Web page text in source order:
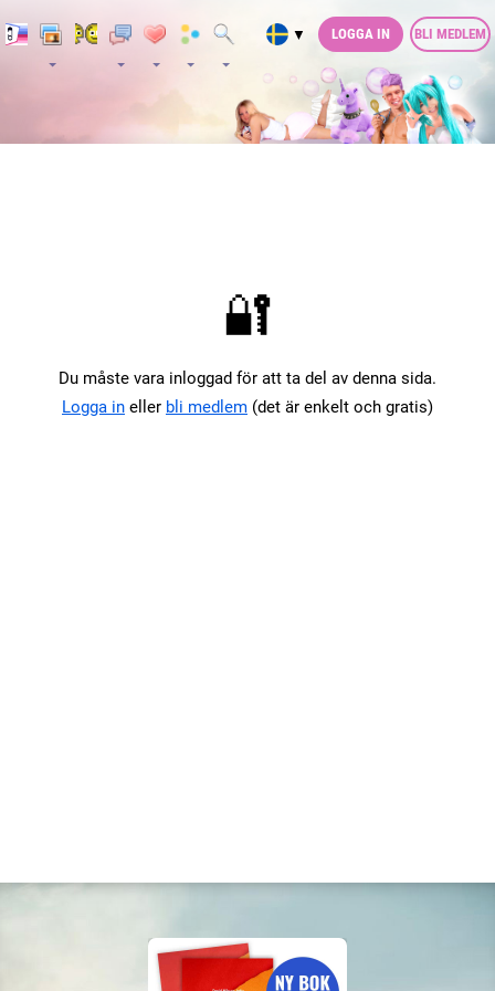
▼ LOGGA IN BLI MEDLEM
🔐
Du måste vara inloggad för att ta del av denna sida.
Logga in eller bli medlem (det är enkelt och gratis)